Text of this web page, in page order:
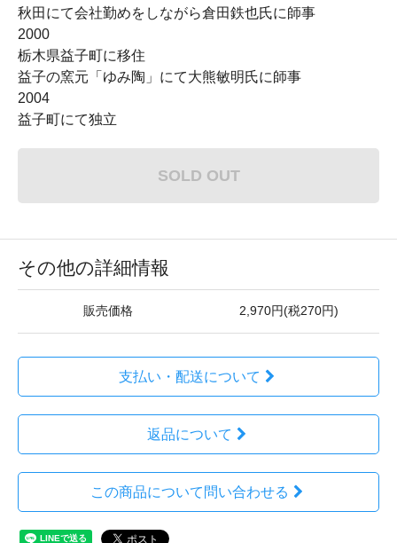
秋田にて会社勤めをしながら倉田鉄也氏に師事
2000
栃木県益子町に移住
益子の窯元「ゆみ陶」にて大熊敏明氏に師事
2004
益子町にて独立
SOLD OUT
その他の詳細情報
販売価格 2,970円(税270円)
支払い・配送について
返品について
この商品について問い合わせる